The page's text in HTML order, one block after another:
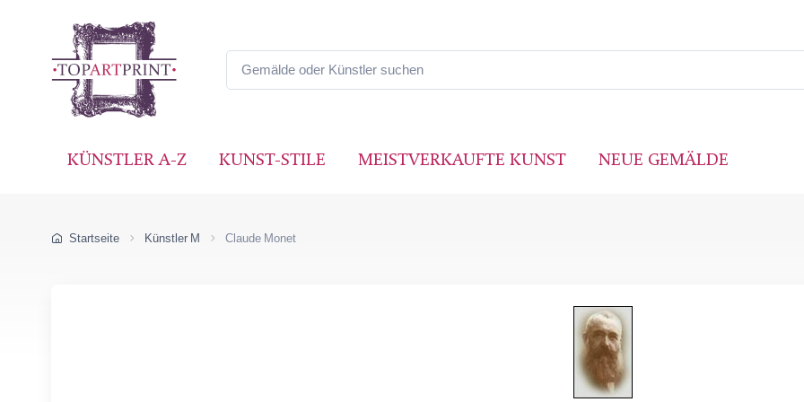
KÜNSTLER A-Z KUNST-STILE MEISTVERKAUFTE KUNST NEUE GEMÄLDE
Startseite Künstler M Claude Monet